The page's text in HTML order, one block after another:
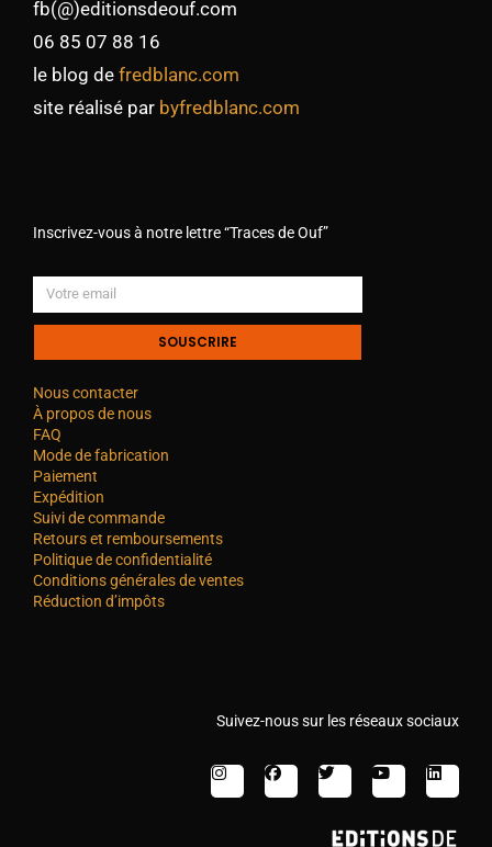
fb(@)editionsdeouf.com
06 85 07 88 16
le blog de fredblanc.com
site réalisé par byfredblanc.com
Inscrivez-vous à notre lettre “Traces de Ouf”
SOUSCRIRE
Nous contacter
À propos de nous
FAQ
Mode de fabrication
Paiement
Expédition
Suivi de commande
Retours et remboursements
Politique de confidentialité
Conditions générales de ventes
Réduction d’impôts
Suivez-nous sur les réseaux sociaux